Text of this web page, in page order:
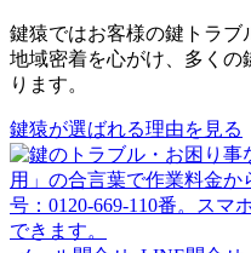
鍵猿ではお客様の鍵トラブ
地域密着を心がけ、多くの
ります。
鍵猿が選ばれる理由を見る